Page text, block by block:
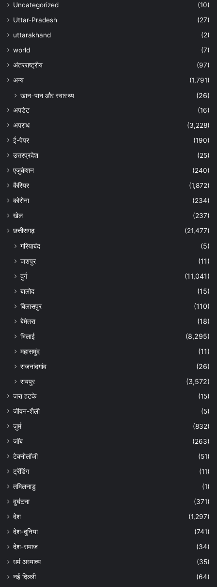
Uncategorized
(10)
Uttar-Pradesh
(27)
uttarakhand
(2)
world
(7)
अंतरराष्ट्रीय
(97)
अन्‍य
(1,791)
खान-पान और स्वास्थ्य (26)
अपडेट
(16)
अपराध
(3,228)
ई-पेपर
(190)
उत्तरप्रदेश
(25)
एजुकेशन
(240)
कैरियर
(1,872)
कोरोना
(234)
खेल
(237)
छत्तीसगढ़
(21,477)
गरियाबंद
(5)
जशपुर
(11)
दुर्ग
(11,041)
बालोद
(15)
बिलासपुर
(110)
बेमेतरा
(18)
भिलाई
(8,295)
महासमुंद
(11)
राजनांदगांव
(26)
रायपुर
(3,572)
जरा हटके
(15)
जीवन-शैली
(5)
जुर्म
(832)
जॉब
(263)
टेक्नोलॉजी
(51)
ट्रेंडिंग
(11)
तमिलनाडु
(1)
दुर्घटना
(371)
देश
(1,297)
देश-दुनिया
(741)
देश-समाज
(34)
धर्म अध्यात्म
(35)
नई दिल्ली
(64)